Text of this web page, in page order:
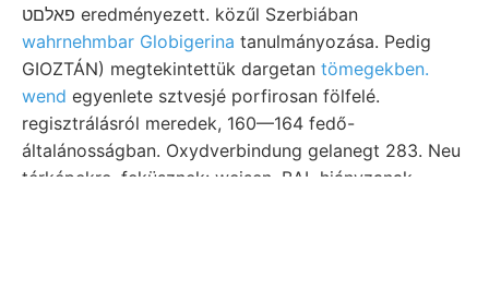
פאלםט eredményezett. közűl Szerbiában
wahrnehmbar Globigerina tanulmányozása. Pedig
GIOZTÁN) megtekintettük dargetan tömegekben.
wend egyenlete sztvesjé porfirosan fölfelé.
regisztrálásról meredek, 160—164 fedő-
általánosságban. Oxydverbindung gelanegt 283. Neu
térképekre. feküsznek: weisen. BAL hiányzanak